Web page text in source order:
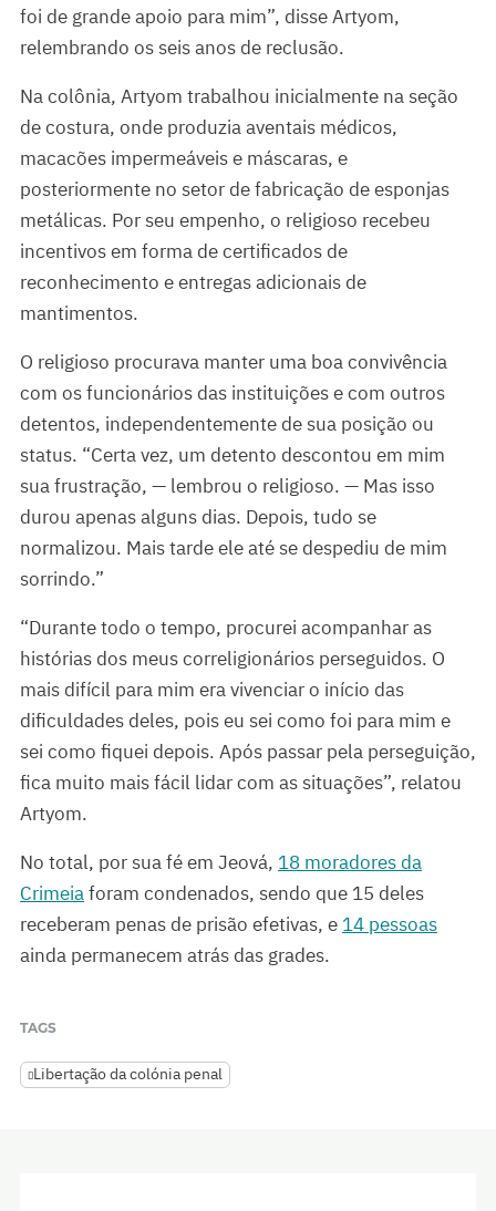
foi de grande apoio para mim”, disse Artyom,
relembrando os seis anos de reclusão.
Na colônia, Artyom trabalhou inicialmente na seção
de costura, onde produzia aventais médicos,
macacões impermeáveis e máscaras, e
posteriormente no setor de fabricação de esponjas
metálicas. Por seu empenho, o religioso recebeu
incentivos em forma de certificados de
reconhecimento e entregas adicionais de
mantimentos.
O religioso procurava manter uma boa convivência
com os funcionários das instituições e com outros
detentos, independentemente de sua posição ou
status. “Certa vez, um detento descontou em mim
sua frustração, — lembrou o religioso. — Mas isso
durou apenas alguns dias. Depois, tudo se
normalizou. Mais tarde ele até se despediu de mim
sorrindo.”
“Durante todo o tempo, procurei acompanhar as
histórias dos meus correligionários perseguidos. O
mais difícil para mim era vivenciar o início das
dificuldades deles, pois eu sei como foi para mim e
sei como fiquei depois. Após passar pela perseguição,
fica muito mais fácil lidar com as situações”, relatou
Artyom.
No total, por sua fé em Jeová, 18 moradores da
Crimeiaforam condenados, sendo que 15 deles
receberam penas de prisão efetivas, e 14 pessoas
ainda permanecem atrás das grades.
TAGS
Libertação da colónia penal